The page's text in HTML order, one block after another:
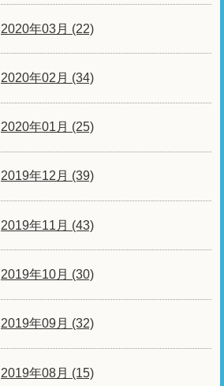
2020年03月 (22)
2020年02月 (34)
2020年01月 (25)
2019年12月 (39)
2019年11月 (43)
2019年10月 (30)
2019年09月 (32)
2019年08月 (15)